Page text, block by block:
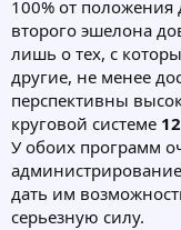
100% от положения
второго эшелона
лишь о тех, с
другие, не менее
перспективны
круговой системе
У обоих программ
дать им
серьезную силу.